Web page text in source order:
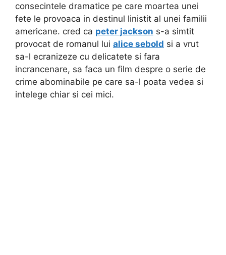
consecintele dramatice pe care moartea unei
fete le provoaca in destinul linistit al unei familii
americane. cred ca peter jackson s-a simtit
provocat de romanul lui alice sebold si a vrut
sa-l ecranizeze cu delicatete si fara
incrancenare, sa faca un film despre o serie de
crime abominabile pe care sa-l poata vedea si
intelege chiar si cei mici.